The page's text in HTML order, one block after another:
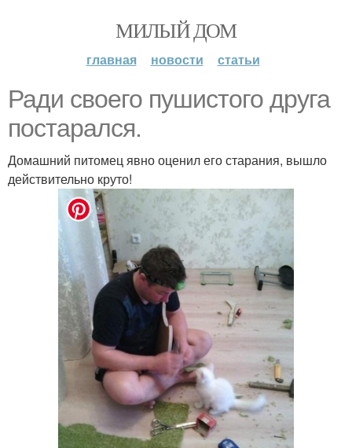
МИЛЫЙ ДОМ
главная новости статьи
Ради своего пушистого друга
постарался.
Домашний питомец явно оценил его старания, вышло
действительно круто!